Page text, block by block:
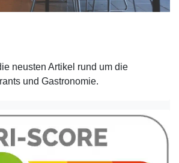
neusten Artikel rund um die
und Gastronomie.